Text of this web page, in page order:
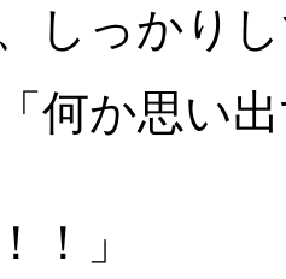
しっかり
何か思い
！」